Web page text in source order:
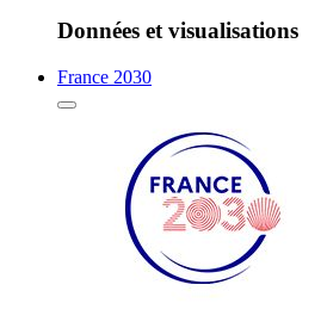
Données et visualisations
France 2030